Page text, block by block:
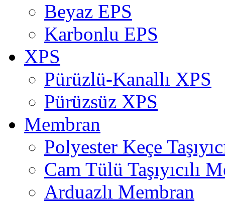
Beyaz EPS
Karbonlu EPS
XPS
Pürüzlü-Kanallı XPS
Pürüzsüz XPS
Membran
Polyester Keçe
Cam Tülü Taşıyıcılı
Arduazlı Membran